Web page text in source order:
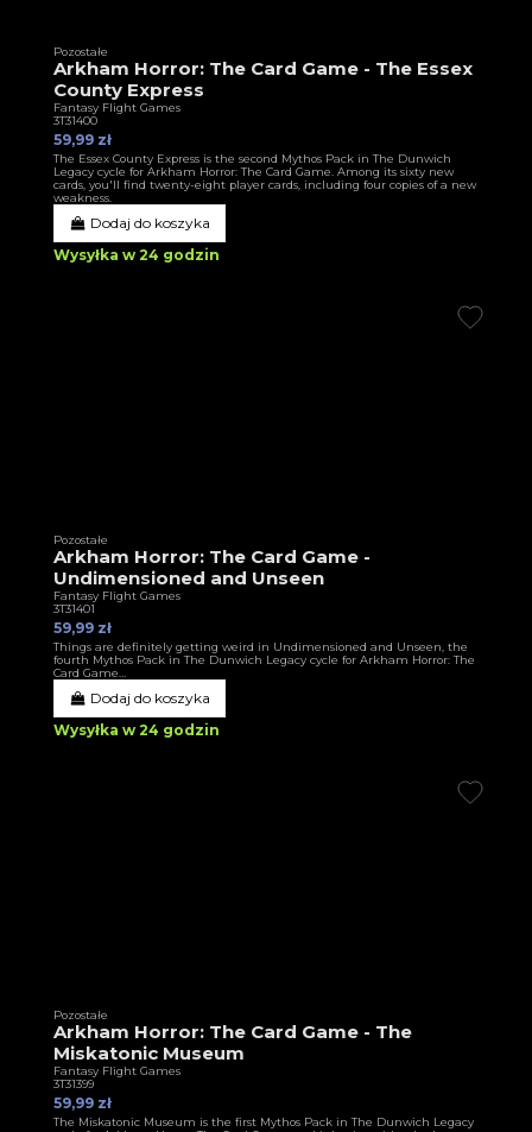
Pozostałe
Arkham Horror: The Card Game - The Essex
County Express
Fantasy Flight Games
3T31400
59,99 zł
The Essex County Express is the second Mythos Pack in The Dunwich
Legacy cycle for Arkham Horror: The Card Game. Among its sixty new
cards, you'll find twenty-eight player cards, including four copies of a new
weakness.
Dodaj do koszyka
Wysyłka w 24 godzin
Pozostałe
Arkham Horror: The Card Game -
Undimensioned and Unseen
Fantasy Flight Games
3T31401
59,99 zł
Things are definitely getting weird in Undimensioned and Unseen, the
fourth Mythos Pack in The Dunwich Legacy cycle for Arkham Horror: The
Card Game…
Dodaj do koszyka
Wysyłka w 24 godzin
Pozostałe
Arkham Horror: The Card Game - The
Miskatonic Museum
Fantasy Flight Games
3T31399
59,99 zł
The Miskatonic Museum is the first Mythos Pack in The Dunwich Legacy